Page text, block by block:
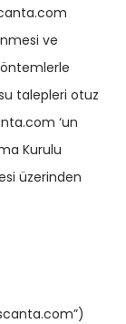
ve
talepleri otuz
‘un
Kurulu
üzerinden